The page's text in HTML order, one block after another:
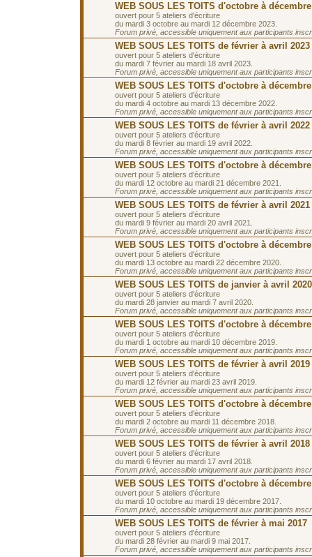
WEB SOUS LES TOITS d'octobre à décembre
ouvert pour 5 ateliers d'écriture
du mardi 3 octobre au mardi 12 décembre 2023.
Forum privé, accessible uniquement aux participants
WEB SOUS LES TOITS de février à avril 2023
ouvert pour 5 ateliers d'écriture
du mardi 7 février au mardi 18 avril 2023.
Forum privé, accessible uniquement aux participants
WEB SOUS LES TOITS d'octobre à décembre
ouvert pour 5 ateliers d'écriture
du mardi 4 octobre au mardi 13 décembre 2022.
Forum privé, accessible uniquement aux participants
WEB SOUS LES TOITS de février à avril 2022
ouvert pour 5 ateliers d'écriture
du mardi 8 février au mardi 19 avril 2022.
Forum privé, accessible uniquement aux participants
WEB SOUS LES TOITS d'octobre à décembre
ouvert pour 5 ateliers d'écriture
du mardi 12 octobre au mardi 21 décembre 2021.
Forum privé, accessible uniquement aux participants
WEB SOUS LES TOITS de février à avril 2021
ouvert pour 5 ateliers d'écriture
du mardi 9 février au mardi 20 avril 2021.
Forum privé, accessible uniquement aux participants
WEB SOUS LES TOITS d'octobre à décembre
ouvert pour 5 ateliers d'écriture
du mardi 13 octobre au mardi 22 décembre 2020.
Forum privé, accessible uniquement aux participants
WEB SOUS LES TOITS de janvier à avril 2020
ouvert pour 5 ateliers d'écriture
du mardi 28 janvier au mardi 7 avril 2020.
Forum privé, accessible uniquement aux participants
WEB SOUS LES TOITS d'octobre à décembre
ouvert pour 5 ateliers d'écriture
du mardi 1 octobre au mardi 10 décembre 2019.
Forum privé, accessible uniquement aux participants
WEB SOUS LES TOITS de février à avril 2019
ouvert pour 5 ateliers d'écriture
du mardi 12 février au mardi 23 avril 2019.
Forum privé, accessible uniquement aux participants
WEB SOUS LES TOITS d'octobre à décembre
ouvert pour 5 ateliers d'écriture
du mardi 2 octobre au mardi 11 décembre 2018.
Forum privé, accessible uniquement aux participants
WEB SOUS LES TOITS de février à avril 2018
ouvert pour 5 ateliers d'écriture
du mardi 6 février au mardi 17 avril 2018.
Forum privé, accessible uniquement aux participants
WEB SOUS LES TOITS d'octobre à décembre
ouvert pour 5 ateliers d'écriture
du mardi 10 octobre au mardi 19 décembre 2017.
Forum privé, accessible uniquement aux participants
WEB SOUS LES TOITS de février à mai 2017
ouvert pour 5 ateliers d'écriture
du mardi 28 février au mardi 9 mai 2017.
Forum privé, accessible uniquement aux participants